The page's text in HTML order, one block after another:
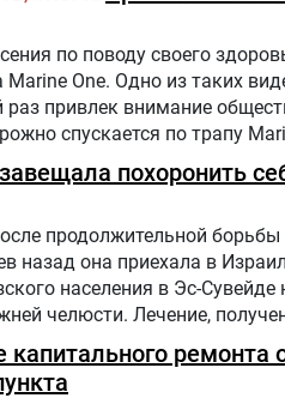
по поводу своего
Marine One. Одно из таких
привлек внимание
спускается по трапу
похоронить
продолжительной
назад она приехала в
населения в Эс-
челюсти. Лечение,
Нур попала на лечение в
капитального